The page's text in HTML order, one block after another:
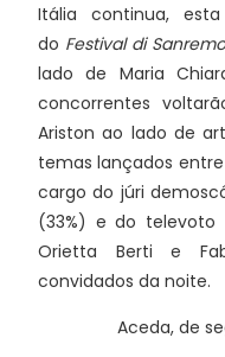
Itália continua,
do Festival di
lado de Maria
concorrentes
Ariston ao lado de
temas lançados
cargo do júri
(33%) e do televoto
Orietta Berti e
convidados da noite.
Aceda, de